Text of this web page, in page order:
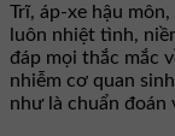
Trĩ, áp-xe hậu
luôn nhiệt tình,
đáp mọi thắc mắc
nhiễm cơ quan
như là chuẩn đoán